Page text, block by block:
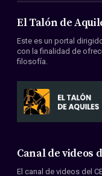
Acerca de nosotros
Miembros
Convenios
El Talón de
Este es un portal
con la finalidad de
filosofía.
Canal de videos
El canal de videos del